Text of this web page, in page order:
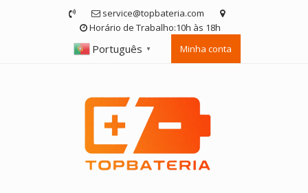
service@topbateria.com
Horário de Trabalho:10h às 18h
Português ▼ Minha conta